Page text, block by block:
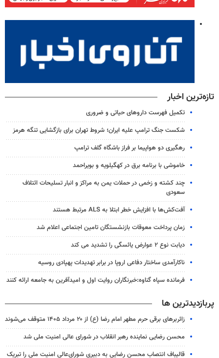
تازه‌ترین اخبار
تکمیل فهرست داروهای حیاتی و ضروری
شکست جنگ ترامپ علیه ایران؛ شروط تهران برای بازگشایی تنگه هرمز
رهگیری دو هواپیما بر فراز باشگاه گلف ترامپ
خاموشی با برنامه برق در کهگیلویه و بویراحمد
چند کشته و زخمی در حملات یمن به مراکز و انبار تسلیحات ائتلاف
سعودی
آفت‌کش‌ها با افزایش خطر ابتلا به ALS مرتبط هستند
زمان پرداخت معوقات بازنشستگان تامین اجتماعی اعلام شد
دیابت نوع ۲ عوارض یائسگی را تشدید می کند
ناکارآمدی ساختار دفاعی اروپا در برابر تهدیدات پهپادی روسیه
فرمانده سپاه گناوه:خبرنگاران روایت اول و امیدآفرین به جامعه ارائه کنند
پربازدیدترین ها
زائربرهای برقی حرم مطهر امام رضا (ع) از ۲۰ مرداد ۱۴۰۵ متوقف می‌شوند
محسن رضایی نماینده رهبر انقلاب در شورای عالی امنیت ملی شد
قالیباف انتصاب محسن رضایی به دبیری شورای‌عالی امنیت ملی را تبریک